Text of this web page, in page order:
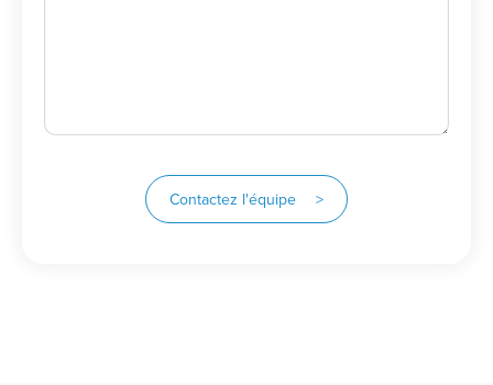
Contactez l'équipe >